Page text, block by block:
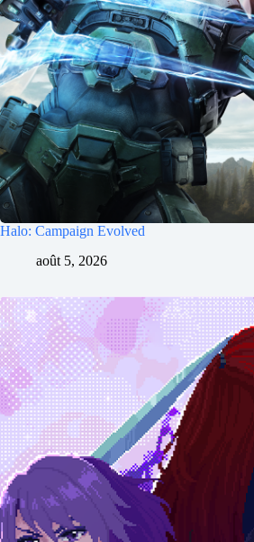
Halo: Campaign Evolved
août 5, 2026